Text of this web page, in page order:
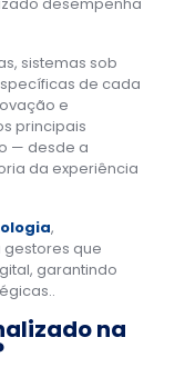
sistemas sob
de cada
e
principais
— desde a
da experiência
,
que
garantindo
na